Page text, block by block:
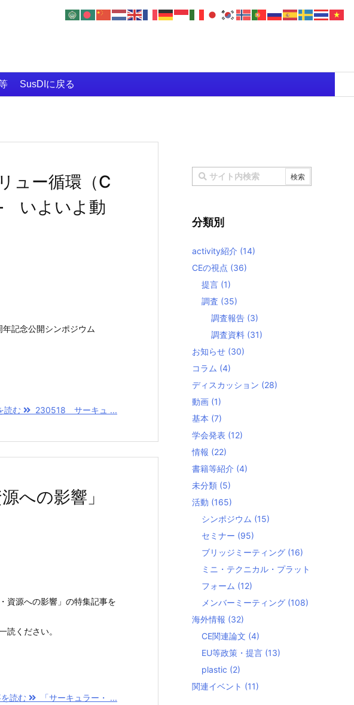
SusDIに戻る
ュー循環（C
いよいよ動
記念公開シンポジウム
読む 230518 サーキュ ...
への影響」
資源への影響」の特集記事を
読ください。
読む 「サーキュラー・ ...
分類別
activity紹介 (14)
CEの視点 (36)
提言 (1)
調査 (35)
調査報告 (3)
調査資料 (31)
お知らせ (30)
コラム (4)
ディスカッション (28)
動画 (1)
基本 (7)
学会発表 (12)
情報 (22)
書籍等紹介 (4)
未分類 (5)
活動 (165)
シンポジウム (15)
セミナー (95)
ブリッジミーティング (16)
ミニ・テクニカル・プラット
フォーム (12)
メンバーミーティング (108)
海外情報 (32)
CE関連論文 (4)
EU等政策・提言 (13)
plastic (2)
関連イベント (11)